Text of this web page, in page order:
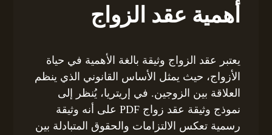
أهمية عقد الزواج
يعتبر عقد الزواج وثيقة بالغة الأهمية في حياة
الأزواج، حيث يمثل الأساس القانوني الذي ينظم
العلاقة بين الزوجين. في إريتريا، يُنظر إلى
نموذج وثيقة عقد زواج PDF على أنه وثيقة
رسمية تعكس الالتزامات والحقوق المتبادلة بين